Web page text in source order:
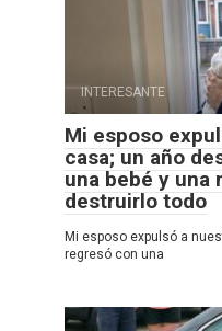
INTERESANTE
Mi esposo
casa; un año
una bebé y una
destruirlo todo
Mi esposo expulsó a
regresó con una